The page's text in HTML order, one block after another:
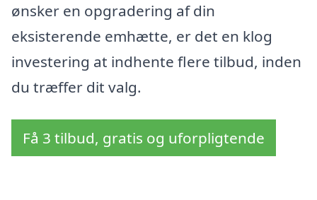
ønsker en opgradering af din
eksisterende emhætte, er det en klog
investering at indhente flere tilbud, inden
du træffer dit valg.
Få 3 tilbud, gratis og uforpligtende